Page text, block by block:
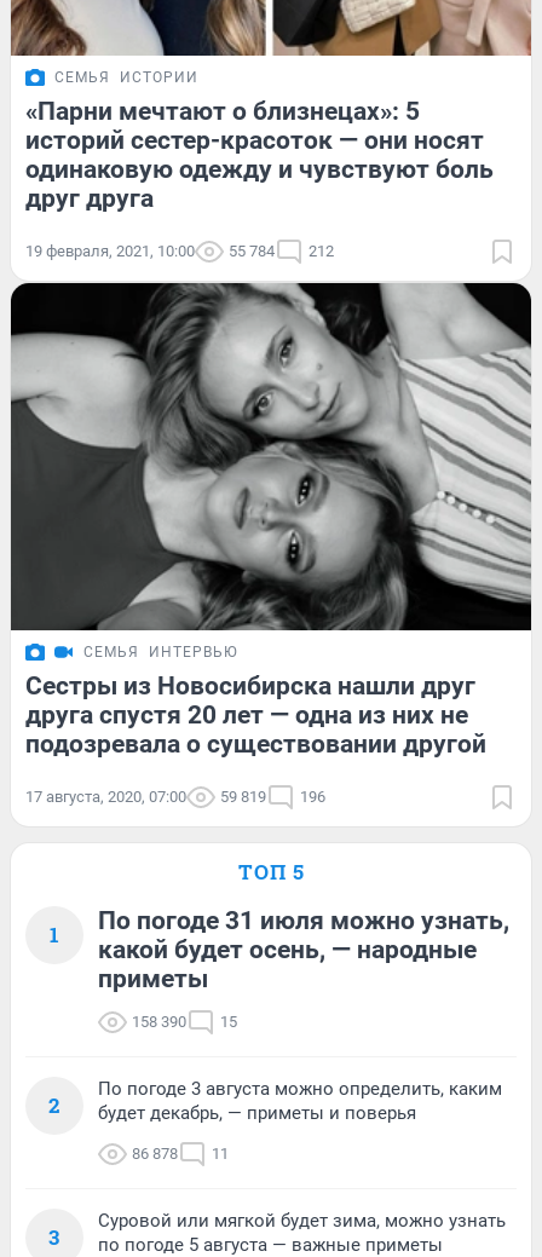
СЕМЬЯ ИСТОРИИ
«Парни мечтают о близнецах»: 5
историй сестер-красоток — они носят
одинаковую одежду и чувствуют боль
друг друга
19 февраля, 2021, 10:00 55 784 212
СЕМЬЯ ИНТЕРВЬЮ
Сестры из Новосибирска нашли друг
друга спустя 20 лет — одна из них не
подозревала о существовании другой
17 августа, 2020, 07:00 59 819 196
ТОП 5
1
По погоде 31 июля можно узнать,
какой будет осень, — народные
приметы
158 390 15
2
По погоде 3 августа можно определить, каким
будет декабрь, — приметы и поверья
86 878 11
3
Суровой или мягкой будет зима, можно узнать
по погоде 5 августа — важные приметы